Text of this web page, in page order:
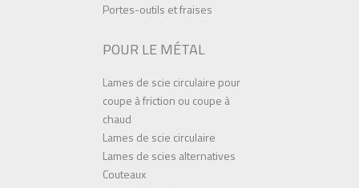
Portes-outils et fraises
POUR LE MÉTAL
Lames de scie circulaire pour
coupe à friction ou coupe à
chaud
Lames de scie circulaire
Lames de scies alternatives
Couteaux